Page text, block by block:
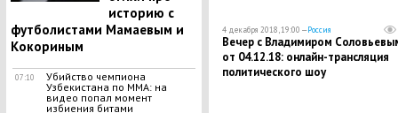
историю с
футболистами Мамаевым и
Кокориным
07:10
Убийство чемпиона
Узбекистана по MMA: на
видео попал момент
избиения битами
4 декабря 2018, 19:00 —Россия
Вечер с Владимиром
от 04.12.18: онлайн-трансляция
политического шоу